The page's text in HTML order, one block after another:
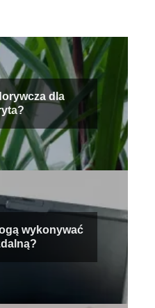
dla
wykonywać